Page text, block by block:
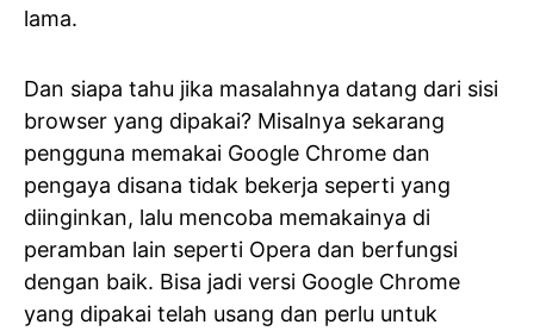
lama.
Dan siapa tahu jika masalahnya datang dari sisi
browser yang dipakai? Misalnya sekarang
pengguna memakai Google Chrome dan
pengaya disana tidak bekerja seperti yang
diinginkan, lalu mencoba memakainya di
peramban lain seperti Opera dan berfungsi
dengan baik. Bisa jadi versi Google Chrome
yang dipakai telah usang dan perlu untuk